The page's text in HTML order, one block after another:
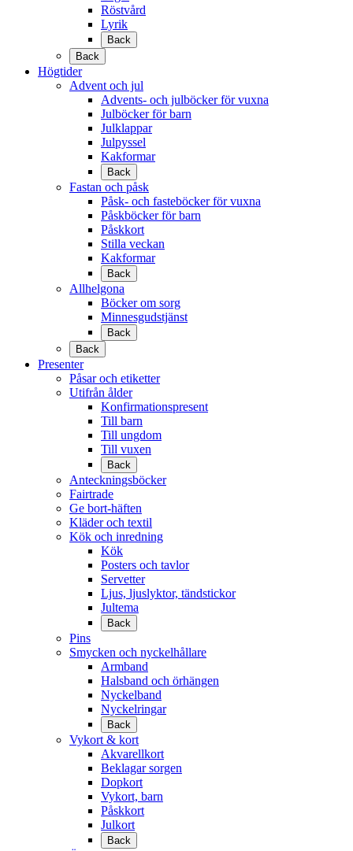
Röstvård
Lyrik
Back
Back
Högtider
Advent och jul
Advents- och julböcker för vuxna
Julböcker för barn
Julklappar
Julpyssel
Kakformar
Back
Fastan och påsk
Påsk- och fasteböcker för vuxna
Påskböcker för barn
Påskkort
Stilla veckan
Kakformar
Back
Allhelgona
Böcker om sorg
Minnesgudstjänst
Back
Back
Presenter
Påsar och etiketter
Utifrån ålder
Konfirmationspresent
Till barn
Till ungdom
Till vuxen
Back
Anteckningsböcker
Fairtrade
Ge bort-häften
Kläder och textil
Kök och inredning
Kök
Posters och tavlor
Servetter
Ljus, ljuslyktor, tändstickor
Jultema
Back
Pins
Smycken och nyckelhållare
Armband
Halsband och örhängen
Nyckelband
Nyckelringar
Back
Vykort & kort
Akvarellkort
Beklagar sorgen
Dopkort
Vykort, barn
Påskkort
Julkort
Back